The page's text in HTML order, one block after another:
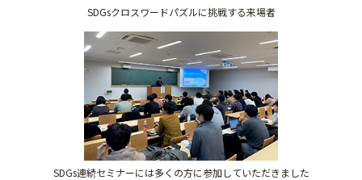
SDGsクロスワードパズルに挑戦する来場者
SDGs連続セミナーには多くの方に参加していただきました